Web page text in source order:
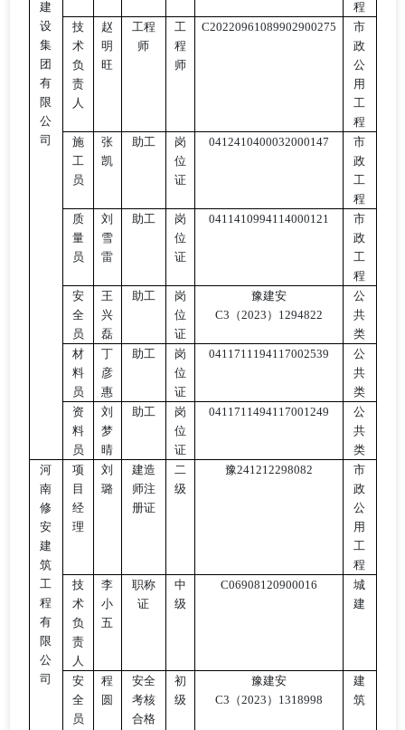
建
设
集
团
有
限
公
司
程
技
术
负
责
人
赵
明
旺
工程
师
工
程
师
C20220961089902900275
市
政
公
用
工
程
施
工
员
张
凯
助工
岗
位
证
0412410400032000147
市
政
工
程
质
量
员
刘
雪
雷
助工
岗
位
证
0411410994114000121
市
政
工
程
安
全
员
王
兴
磊
助工
岗
位
证
豫建安
C3（2023）1294822
公
共
类
材
料
员
丁
彦
惠
助工
岗
位
证
0411711194117002539
公
共
类
资
料
员
刘
梦
晴
助工
岗
位
证
0411711494117001249
公
共
类
河
南
修
安
建
筑
工
程
有
限
公
司
项
目
经
理
刘
璐
建造
师注
册证
二
级
豫241212298082
市
政
公
用
工
程
技
术
负
责
人
李
小
五
职称
证
中
级
C06908120900016
城
建
安
全
员
程
圆
安全
考核
合格
初
级
豫建安
C3（2023）1318998
建
筑